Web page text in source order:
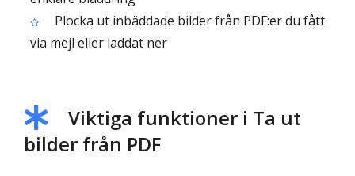
Plocka ut inbäddade bilder från PDF:er du fått
via mejl eller laddat ner
Viktiga funktioner i Ta ut
bilder från PDF